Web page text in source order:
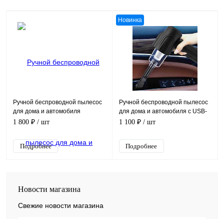
Ручной беспроводной пылесос
для дома и автомобиля
WIRELESS MITE CLEANER с
1 800 ₽ / шт
Подробнее
Новинка
Ручной беспроводной пылесос
для дома и автомобиля с USB-
зарядкой
1 100 ₽ / шт
Подробнее
Новости магазина
Свежие новости магазина